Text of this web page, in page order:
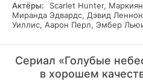
Актёры:
Scarlet Hunter,
Миранда Эдвардс, Дэвид
Уиллис, Аарон Перл, Эмбер
Сериал «Голубые
в хорошем